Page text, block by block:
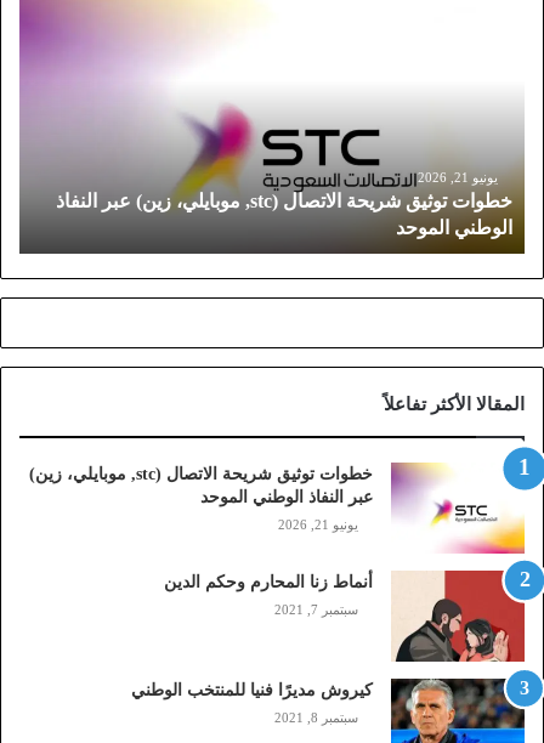
ث
ش
ر
ي
ل
ا
ت
ص
ل
(
s
,
م
و
ب
يونيو 21, 2026
خطوات توثيق شريحة الاتصال (stc, موبايلي، زين) عبر النفاذ
الوطني الموحد
المقالا الأكثر تفاعلاً
خطوات توثيق شريحة الاتصال (stc, موبايلي، زين)
عبر النفاذ الوطني الموحد
يونيو 21, 2026
أنماط زنا المحارم وحكم الدين
سبتمبر 7, 2021
كيروش مديرًا فنيا للمنتخب الوطني
سبتمبر 8, 2021